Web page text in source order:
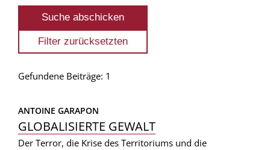
Gefundene Beiträge: 1
ANTOINE GARAPON
GLOBALISIERTE GEWALT
Der Terror, die Krise des Territoriums und die